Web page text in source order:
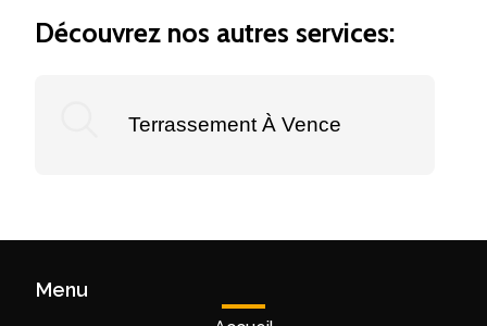
Découvrez nos autres services:
Terrassement À Vence
Menu